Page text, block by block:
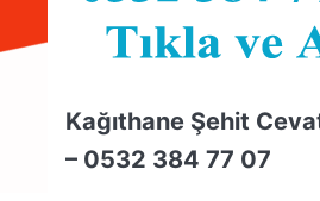
Kağıthane Şehit
– 0532 384 77 07